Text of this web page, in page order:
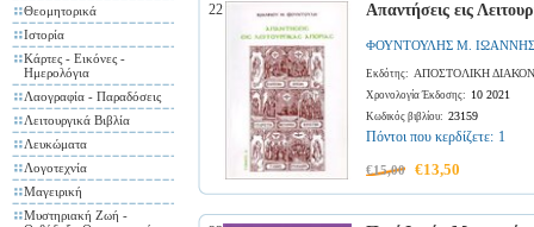
Θεομητoρικά
Ιστορία
Κάρτες - Εικόνες -
Ημερολόγια
Λαογραφία - Παραδόσεις
Λειτουργικά Βιβλία
Λευκώματα
Λογοτεχνία
Μαγειρική
Μυστηριακή Ζωή -
22 Απαντήσεις εις
ΦΟΥΝΤΟΥΛΗΣ Μ. ΙΩΑΝΝΗΣ
Εκδότης: ΑΠΟΣΤΟΛΙΚΗ
Χρονολογία Έκδοσης: 10 2021
Κωδικός βιβλίου: 23159
Πόντοι που κερδίζετε: 1
€15,00 €13,50